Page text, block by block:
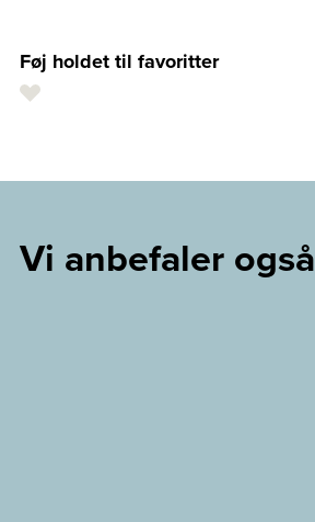
Føj holdet til favoritter
Vi anbefaler også